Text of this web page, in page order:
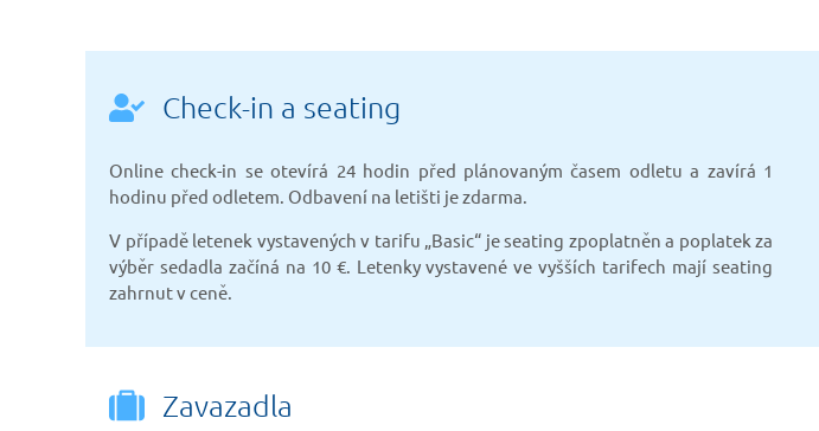
Check-in a seating
Online check-in se otevírá 24 hodin před plánovaným časem odletu a zavírá 1
hodinu před odletem. Odbavení na letišti je zdarma.
V případě letenek vystavených v tarifu „Basic“ je seating zpoplatněn a poplatek za
výběr sedadla začíná na 10 €. Letenky vystavené ve vyšších tarifech mají seating
zahrnut v ceně.
Zavazadla